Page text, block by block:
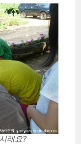
래요?